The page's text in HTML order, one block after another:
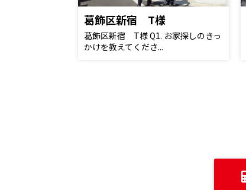
葛飾区新宿 T様
葛飾区新宿 T様 Q1. お家探しのきっ
かけを教えてくださ...